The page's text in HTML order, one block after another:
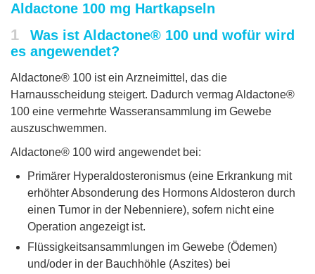
Aldactone 100 mg Hartkapseln
1
Was ist Aldactone® 100 und wofür wird
es angewendet?
Aldactone® 100 ist ein Arzneimittel, das die
Harnausscheidung steigert. Dadurch vermag Aldactone®
100 eine vermehrte Wasseransammlung im Gewebe
auszuschwemmen.
Aldactone® 100 wird angewendet bei:
Primärer Hyperaldosteronismus (eine Erkrankung mit
erhöhter Absonderung des Hormons Aldosteron durch
einen Tumor in der Nebenniere), sofern nicht eine
Operation angezeigt ist.
Flüssigkeitsansammlungen im Gewebe (Ödemen)
und/oder in der Bauchhöhle (Aszites) bei